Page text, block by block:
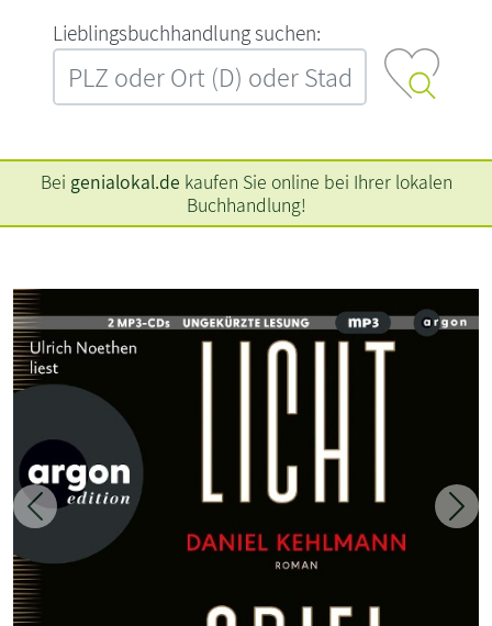
L‍i‍e‍b‍l‍i‍n‍g‍s‍b‍u‍c‍h‍h‍a‍n‍d‍l‍u‍n‍g‍ ‍s‍u‍c‍h‍e‍n‍:‍
Bei genialokal.de kaufen Sie online bei Ihrer lokalen
Buchhandlung!
Zurück